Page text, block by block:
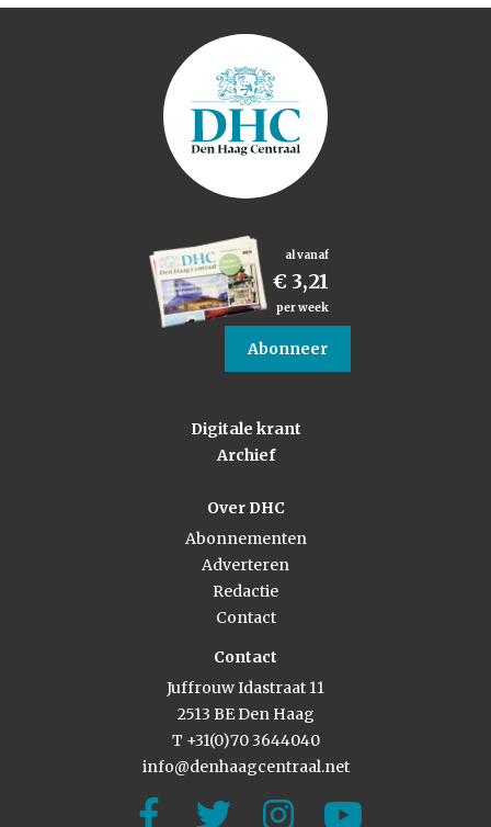
al vanaf
€ 3,21
per week
Abonneer
Digitale krant
Archief
Over DHC
Abonnementen
Adverteren
Redactie
Contact
Contact
Juffrouw Idastraat 11
2513 BE Den Haag
T +31(0)70 3644040
info@denhaagcentraal.net